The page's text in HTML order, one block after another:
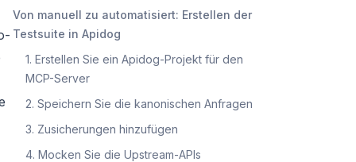
Von manuell zu automatisiert: Erstellen der
Testsuite in Apidog
1. Erstellen Sie ein Apidog-Projekt für den
MCP-Server
2. Speichern Sie die kanonischen Anfragen
3. Zusicherungen hinzufügen
4. Mocken Sie die Upstream-APIs